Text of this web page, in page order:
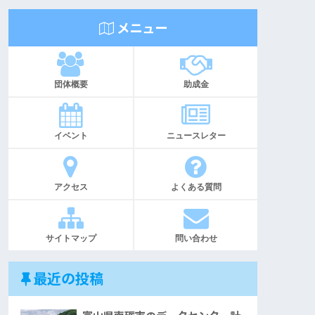
メニュー
団体概要 助成金
イベント ニュースレター
アクセス よくある質問
サイトマップ 問い合わせ
最近の投稿